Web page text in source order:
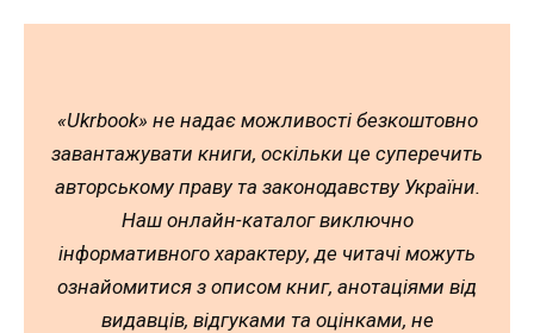
«Ukrbook» не надає можливості безкоштовно
завантажувати книги, оскільки це суперечить
авторському праву та законодавству України.
Наш онлайн-каталог виключно
інформативного характеру, де читачі можуть
ознайомитися з описом книг, анотаціями від
видавців, відгуками та оцінками, не